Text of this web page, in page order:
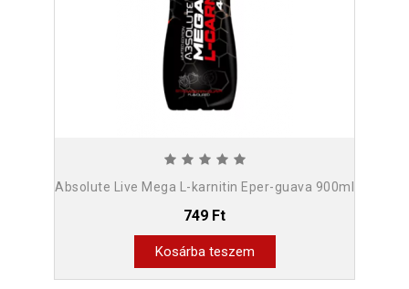
Absolute Live Mega L-karnitin Eper-guava 900ml
749 Ft
Kosárba teszem